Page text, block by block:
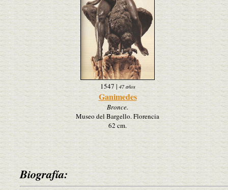
1547|47 años
Ganimedes
Bronce.
Museo del Bargello. Florencia
62 cm.
Biografía: